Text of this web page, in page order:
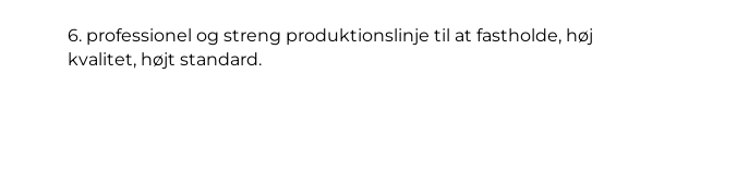
6. professionel og streng produktionslinje til at fastholde, høj
kvalitet, højt standard.